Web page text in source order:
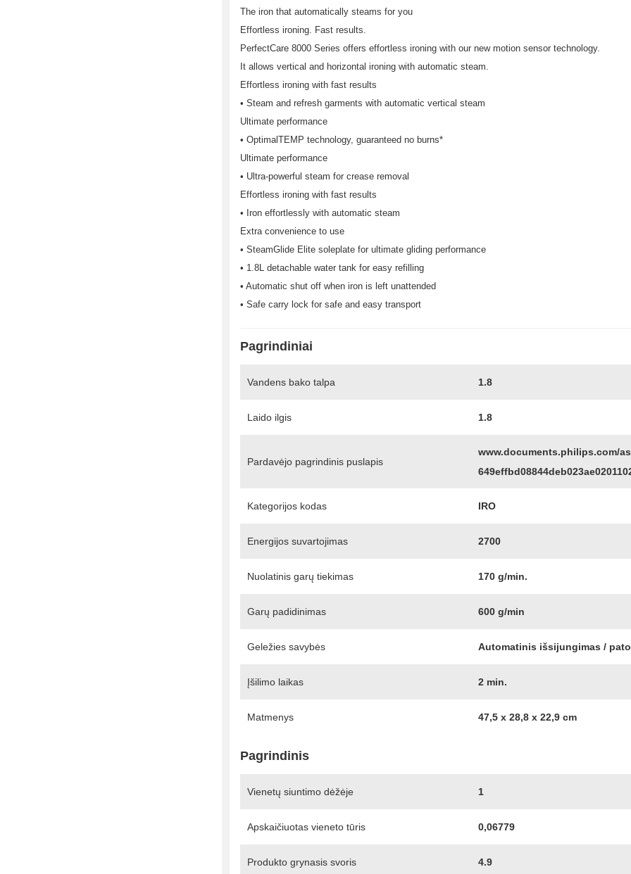
The iron that automatically steams for you
Effortless ironing. Fast results.
PerfectCare 8000 Series offers effortless ironing with our new motion sensor technology.
It allows vertical and horizontal ironing with automatic steam.
Effortless ironing with fast results
• Steam and refresh garments with automatic vertical steam
Ultimate performance
• OptimalTEMP technology, guaranteed no burns*
Ultimate performance
• Ultra-powerful steam for crease removal
Effortless ironing with fast results
• Iron effortlessly with automatic steam
Extra convenience to use
• SteamGlide Elite soleplate for ultimate gliding performance
• 1.8L detachable water tank for easy refilling
• Automatic shut off when iron is left unattended
• Safe carry lock for safe and easy transport
Pagrindiniai
Vandens bako talpa 1.8
Laido ilgis 1.8
Pardavėjo pagrindinis puslapis
www.documents.philips.com/
Kategorijos kodas IRO
Energijos suvartojimas 2700
Nuolatinis garų tiekimas 170 g/min.
Garų padidinimas 600 g/min
Geležies savybės Automatinis išsijungimas /
Įšilimo laikas 2 min.
Matmenys 47,5 x 28,8 x 22,9 cm
Pagrindinis
Vienetų siuntimo dėžėje 1
Apskaičiuotas vieneto tūris 0,06779
Produkto grynasis svoris 4.9